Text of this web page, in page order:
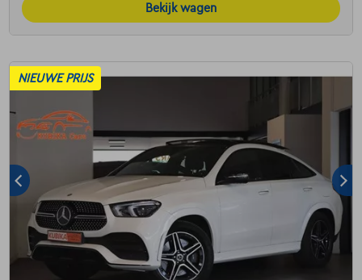
Bekijk wagen
NIEUWE PRIJS